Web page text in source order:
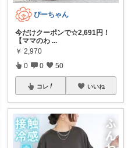
ぴーちゃん
今だけクーポンで☆2,691円！
【ママのわ ...
￥ 2,970
0 0 50
コレ いいね